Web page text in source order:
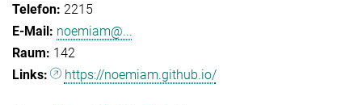
2215
noemiam@...
142
https://noemiam.github.io/